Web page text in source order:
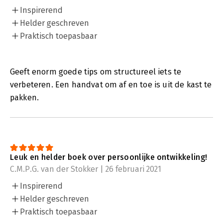
Inspirerend
Helder geschreven
Praktisch toepasbaar
Geeft enorm goede tips om structureel iets te
verbeteren. Een handvat om af en toe is uit de kast te
pakken.
Leuk en helder boek over persoonlijke ontwikkeling!
C.M.P.G. van der Stokker | 26 februari 2021
Inspirerend
Helder geschreven
Praktisch toepasbaar